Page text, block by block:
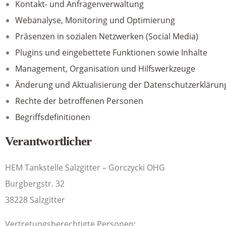
Kontakt- und Anfragenverwaltung
Webanalyse, Monitoring und Optimierung
Präsenzen in sozialen Netzwerken (Social Media)
Plugins und eingebettete Funktionen sowie Inhalte
Management, Organisation und Hilfswerkzeuge
Änderung und Aktualisierung der
Rechte der betroffenen Personen
Begriffsdefinitionen
Verantwortlicher
HEM Tankstelle Salzgitter – Gorczycki OHG
Burgbergstr. 32
38228 Salzgitter